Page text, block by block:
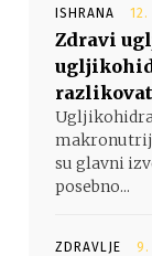
ISHRANA 12.
Zdravi
su glavni
posebno...
ZDRAVLJE 9.